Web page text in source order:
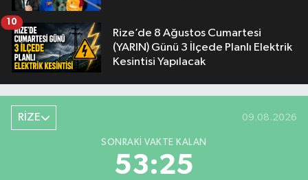
Rize’de 8 Ağustos Cumartesi
(YARIN) Günü 3 İlçede Planlı Elektrik
Kesintisi Yapılacak
10
RİZE 09.08.2026
SONRAKI VAKTE KALAN
53:24